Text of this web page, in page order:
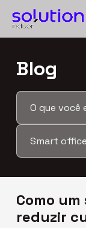
Salas fixas
End.
Coworking
Blog
Blog
Como
reduzir